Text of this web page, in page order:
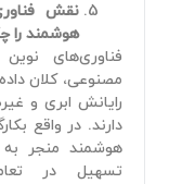
نقش
هوشمند را
فناوری‌های
مصنوعی، کلان
رایانش ابری و
دارند. در واقع
هوشمند منجر
تسهیل در